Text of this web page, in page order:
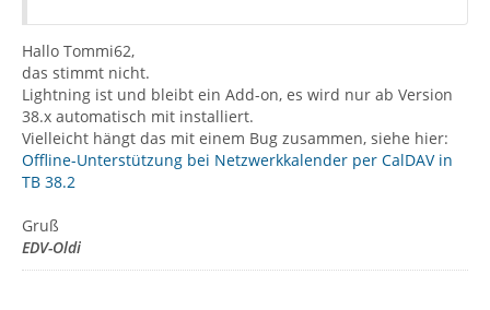
Hallo Tommi62,
das stimmt nicht.
Lightning ist und bleibt ein Add-on, es wird nur ab Version
38.x automatisch mit installiert.
Vielleicht hängt das mit einem Bug zusammen, siehe hier:
Offline-Unterstützung bei Netzwerkkalender per CalDAV in
TB 38.2
Gruß
EDV-Oldi